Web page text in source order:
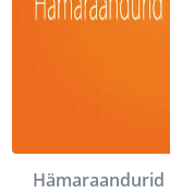
Hämaraandurid